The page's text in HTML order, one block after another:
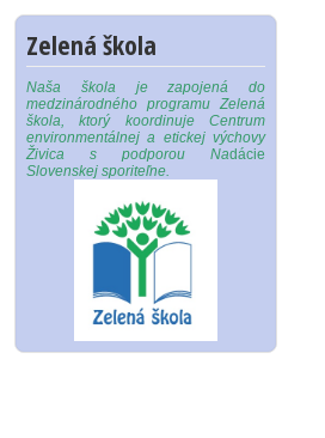
Zelená škola
Naša škola je zapojená do
medzinárodného programu Zelená
škola, ktorý koordinuje Centrum
environmentálnej a etickej výchovy
Živica s podporou Nadácie
Slovenskej sporiteľne.